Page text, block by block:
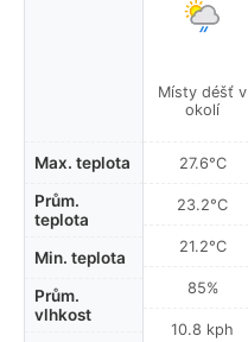
Max. teplota
Prům.
teplota
Min. teplota
Prům.
vlhkost
Místy déšť v
okolí
27.6°C
23.2°C
21.2°C
85%
10.8 kph